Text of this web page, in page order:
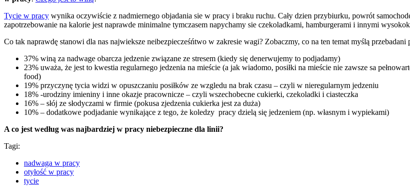
Tycie w pracy wynika oczywiście z nadmiernego objadania sie w pracy i braku ruchu. Cały dzien przybiurku, powrót
zapotrzebowanie na kalorie jest naprawde minimalne tymczasem napychamy sie czekoladkami, hamburgerami i innymi
Co tak naprawdę stanowi dla nas najwieksze neibezpiecześńtwo w zakresie wagi? Zobaczmy, co na ten temat myślą przebadani
37% winą za nadwage obarcza jedzenie związane ze stresem (kiedy się denerwujemy to podjadamy)
23% uważa, że jest to kwestia regularnego jedzenia na mieście (a jak wiadomo, posiłki na mieście nie zawsze sa
food)
19% przyczynę tycia widzi w opuszczaniu posiłków ze wzgledu na brak czasu – czyli w nieregularnym jedzeniu
18% -urodziny imieniny i inne okazje pracownicze – czyli wszechobecne cukierki, czekoladki i ciasteczka
16% – słój ze słodyczami w firmie (pokusa zjedzenia cukierka jest za duża)
10% – dodatkowe podjadanie wynikające z tego, że koledzy pracy dzielą się jedzeniem (np. własnym i wypiekami)
A co jest według was najbardziej w pracy niebezpieczne dla linii?
Tagi:
nadwaga w pracy
otyłość w pracy
tycie